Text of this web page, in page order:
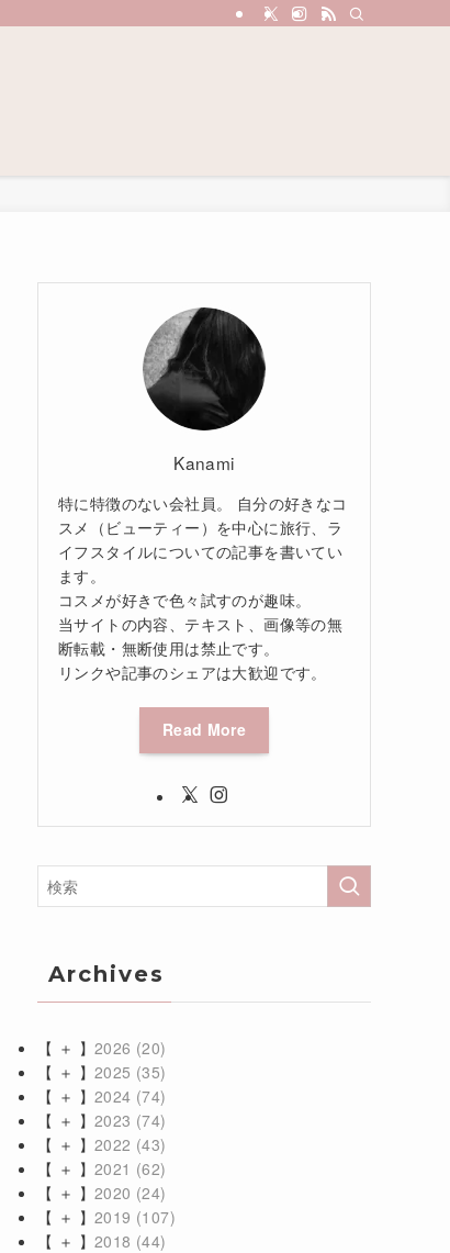
Kanami
特に特徴のない会社員。 自分の好きなコ
スメ（ビューティー）を中心に旅行、ラ
イフスタイルについての記事を書いてい
ます。
コスメが好きで色々試すのが趣味。
当サイトの内容、テキスト、画像等の無
断転載・無断使用は禁止です。
リンクや記事のシェアは大歓迎です。
Read More
Archives
【 ＋ 】 2026 (20)
【 ＋ 】 2025 (35)
【 ＋ 】 2024 (74)
【 ＋ 】 2023 (74)
【 ＋ 】 2022 (43)
【 ＋ 】 2021 (62)
【 ＋ 】 2020 (24)
【 ＋ 】 2019 (107)
【 ＋ 】 2018 (44)